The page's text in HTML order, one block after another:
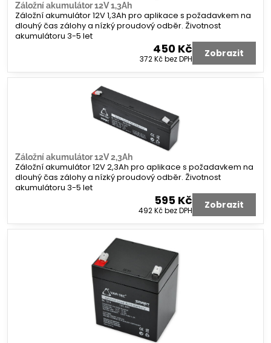
Záložní akumulátor 12V 1,3Ah
Záložní akumulátor 12V 1,3Ah pro aplikace s požadavkem na
dlouhý čas zálohy a nízký proudový odběr. Životnost
akumulátoru 3-5 let
450 Kč
372 Kčbez DPH Zobrazit
Záložní akumulátor 12V 2,3Ah
Záložní akumulátor 12V 2,3Ah pro aplikace s požadavkem na
dlouhý čas zálohy a nízký proudový odběr. Životnost
akumulátoru 3-5 let
595 Kč
492 Kčbez DPH Zobrazit